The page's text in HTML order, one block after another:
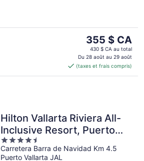
Le
prix
est
de 355 $ CA
par
355 $ CA
430 $ CA au total
Du 28 août au 29 août
(taxes et frais compris)
Hilton Vallarta Riviera All-
Inclusive Resort, Puerto
Vallarta
4.5
out
Carretera Barra de Navidad Km 4.5
Puerto Vallarta JAL